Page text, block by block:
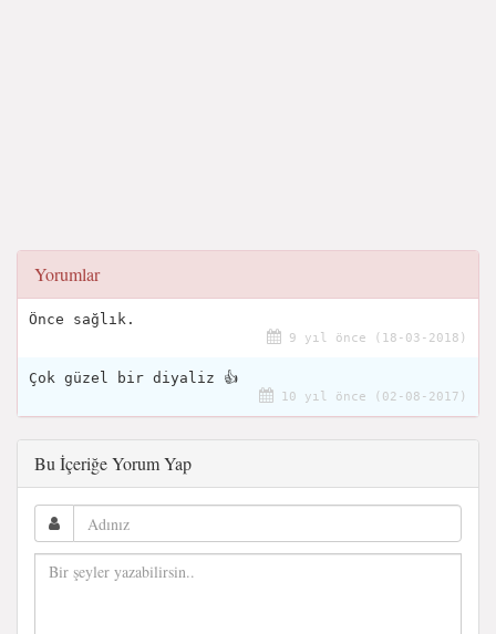
Yorumlar
Önce sağlık.
9 yıl önce (18-03-2018)
Çok güzel bir diyaliz 👍
10 yıl önce (02-08-2017)
Bu İçeriğe Yorum Yap